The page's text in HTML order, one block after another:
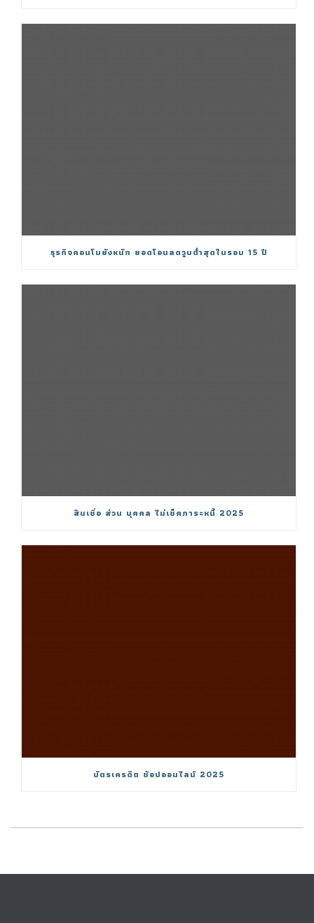
ธุรกิจคอนโนยังหนัก ยอดโอนลดวูบต่ำสุดในรอบ 15 ปี
สินเชื่อ ส่วน บุคคล ไม่เช็คภาระหนี้ 2025
บัตรเครดิต ช้อปออนไลน์ 2025